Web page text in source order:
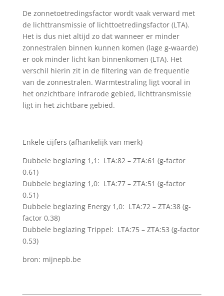
De zonnetoetredingsfactor wordt vaak verward met
de lichttransmissie of lichttoetredingsfactor (LTA).
Het is dus niet altijd zo dat wanneer er minder
zonnestralen binnen kunnen komen (lage g-waarde)
er ook minder licht kan binnenkomen (LTA). Het
verschil hierin zit in de filtering van de frequentie
van de zonnestralen. Warmtestraling ligt vooral in
het onzichtbare infrarode gebied, lichttransmissie
ligt in het zichtbare gebied.
Enkele cijfers (afhankelijk van merk)
Dubbele beglazing 1,1: LTA:82 – ZTA:61 (g-factor
0,61)
Dubbele beglazing 1,0: LTA:77 – ZTA:51 (g-factor
0,51)
Dubbele beglazing Energy 1,0: LTA:72 – ZTA:38 (g-
factor 0,38)
Dubbele beglazing Trippel: LTA:75 – ZTA:53 (g-factor
0,53)
bron: mijnepb.be